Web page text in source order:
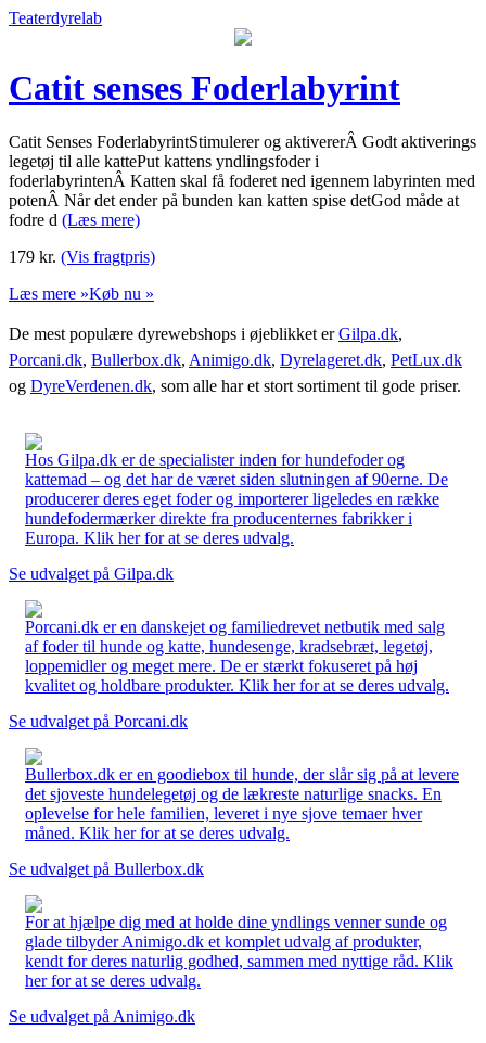
Teaterdyrelab
Catit senses Foderlabyrint
Catit Senses FoderlabyrintStimulerer og aktivererÂ Godt aktiverings
legetøj til alle kattePut kattens yndlingsfoder i
foderlabyrintenÂ Katten skal få foderet ned igennem labyrinten med
potenÂ Når det ender på bunden kan katten spise detGod måde at
fodre d (Læs mere)
179 kr. (Vis fragtpris)
Læs mere »Køb nu »
De mest populære dyrewebshops i øjeblikket erGilpa.dk,
Porcani.dk, Bullerbox.dk, Animigo.dk, Dyrelageret.dk, PetLux.dk
og DyreVerdenen.dk, som alle har et stort sortiment til gode priser.
Hos Gilpa.dk er de specialister inden for hundefoder og
kattemad – og det har de været siden slutningen af 90erne. De
producerer deres eget foder og importerer ligeledes en række
hundefodermærker direkte fra producenternes fabrikker i
Europa. Klik her for at se deres udvalg.
Se udvalget på Gilpa.dk
Porcani.dk er en danskejet og familiedrevet netbutik med salg
af foder til hunde og katte, hundesenge, kradsebræt, legetøj,
loppemidler og meget mere. De er stærkt fokuseret på høj
kvalitet og holdbare produkter. Klik her for at se deres udvalg.
Se udvalget på Porcani.dk
Bullerbox.dk er en goodiebox til hunde, der slår sig på at levere
det sjoveste hundelegetøj og de lækreste naturlige snacks. En
oplevelse for hele familien, leveret i nye sjove temaer hver
måned. Klik her for at se deres udvalg.
Se udvalget på Bullerbox.dk
For at hjælpe dig med at holde dine yndlings venner sunde og
glade tilbyder Animigo.dk et komplet udvalg af produkter,
kendt for deres naturlig godhed, sammen med nyttige råd. Klik
her for at se deres udvalg.
Se udvalget på Animigo.dk